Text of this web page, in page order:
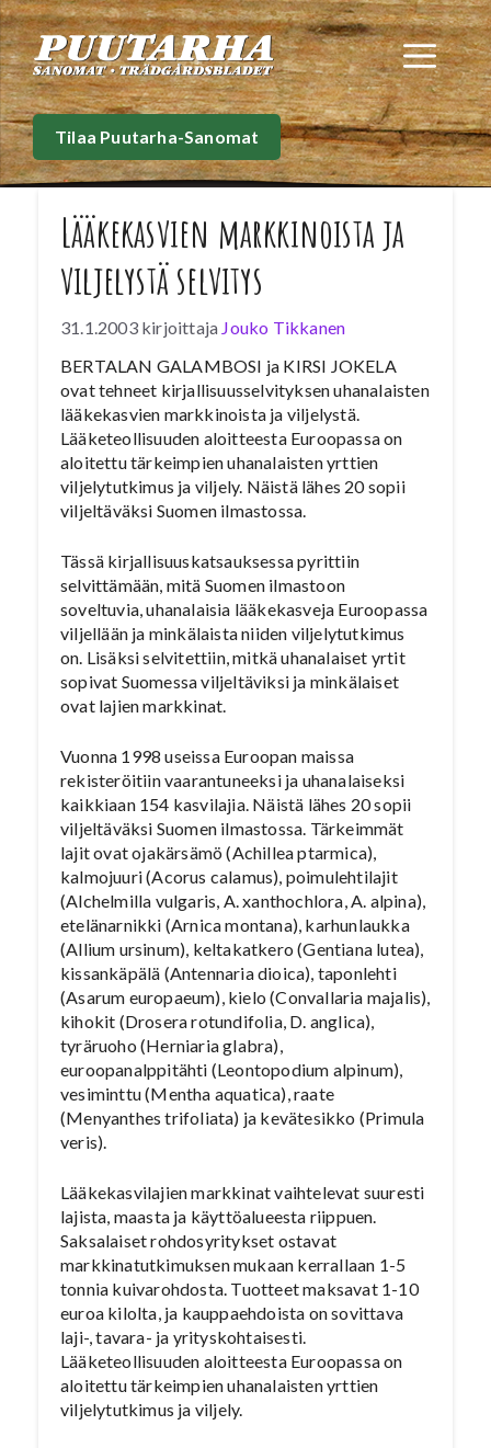
Siirry
sisältöön
Tilaa Puutarha-Sanomat
Lääkekasvien markkinoista ja
viljelystä selvitys
31.1.2003 kirjoittaja Jouko Tikkanen
BERTALAN GALAMBOSI ja KIRSI JOKELA
ovat tehneet kirjallisuusselvityksen uhanalaisten
lääkekasvien markkinoista ja viljelystä.
Lääketeollisuuden aloitteesta Euroopassa on
aloitettu tärkeimpien uhanalaisten yrttien
viljelytutkimus ja viljely. Näistä lähes 20 sopii
viljeltäväksi Suomen ilmastossa.
Tässä kirjallisuuskatsauksessa pyrittiin
selvittämään, mitä Suomen ilmastoon
soveltuvia, uhanalaisia lääkekasveja Euroopassa
viljellään ja minkälaista niiden viljelytutkimus
on. Lisäksi selvitettiin, mitkä uhanalaiset yrtit
sopivat Suomessa viljeltäviksi ja minkälaiset
ovat lajien markkinat.
Vuonna 1998 useissa Euroopan maissa
rekisteröitiin vaarantuneeksi ja uhanalaiseksi
kaikkiaan 154 kasvilajia. Näistä lähes 20 sopii
viljeltäväksi Suomen ilmastossa. Tärkeimmät
lajit ovat ojakärsämö (Achillea ptarmica),
kalmojuuri (Acorus calamus), poimulehtilajit
(Alchelmilla vulgaris, A. xanthochlora, A. alpina),
etelänarnikki (Arnica montana), karhunlaukka
(Allium ursinum), keltakatkero (Gentiana lutea),
kissankäpälä (Antennaria dioica), taponlehti
(Asarum europaeum), kielo (Convallaria majalis),
kihokit (Drosera rotundifolia, D. anglica),
tyräruoho (Herniaria glabra),
euroopanalppitähti (Leontopodium alpinum),
vesiminttu (Mentha aquatica), raate
(Menyanthes trifoliata) ja kevätesikko (Primula
veris).
Lääkekasvilajien markkinat vaihtelevat suuresti
lajista, maasta ja käyttöalueesta riippuen.
Saksalaiset rohdosyritykset ostavat
markkinatutkimuksen mukaan kerrallaan 1-5
tonnia kuivarohdosta. Tuotteet maksavat 1-10
euroa kilolta, ja kauppaehdoista on sovittava
laji-, tavara- ja yrityskohtaisesti.
Lääketeollisuuden aloitteesta Euroopassa on
aloitettu tärkeimpien uhanalaisten yrttien
viljelytutkimus ja viljely.